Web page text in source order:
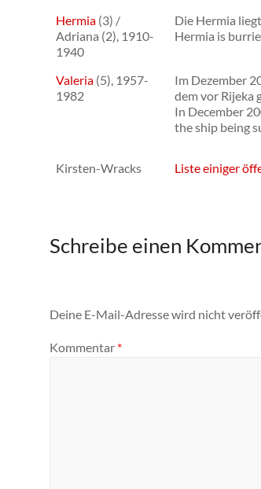
Hermia (3) /
Adriana (2), 1910-
1940
Die Hermia
Hermia is
Valeria (5), 1957-
1982
Im Dezember
dem vor Rijeka
In December
the ship being
Kirsten-Wracks Liste einiger
Schreibe einen
Deine E-Mail-Adresse wird nicht
Kommentar *